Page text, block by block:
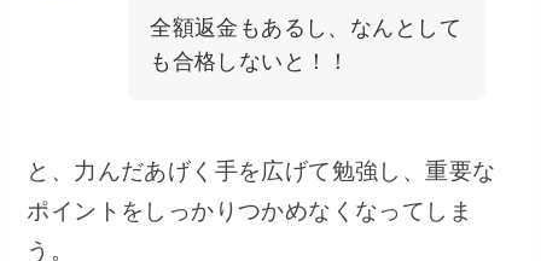
全額返金もあるし、なんとして
も合格しないと！！
と、力んだあげく手を広げて勉強し、重要な
ポイントをしっかりつかめなくなってしま
う。